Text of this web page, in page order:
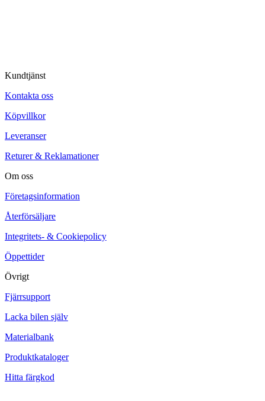
Kundtjänst
Kontakta oss
Köpvillkor
Leveranser
Returer & Reklamationer
Om oss
Företagsinformation
Återförsäljare
Integritets- & Cookiepolicy
Öppettider
Övrigt
Fjärrsupport
Lacka bilen själv
Materialbank
Produktkataloger
Hitta färgkod